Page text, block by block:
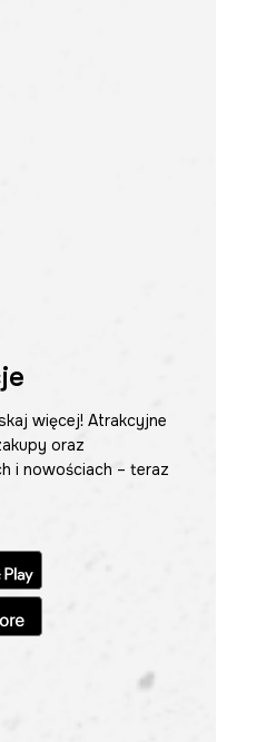
więcej! Atrakcyjne
oraz
i nowościach – teraz